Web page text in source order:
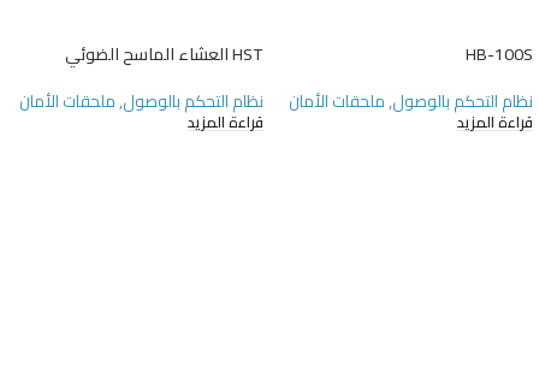
HB-100S
نظام التحكم بالوصول,ملحقات الأمان
قراءة المزيد
HST العشاء الماسح الضوئي
نظام التحكم بالوصول,ملحقات الأمان
قراءة المزيد